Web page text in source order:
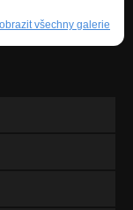
všechny galerie